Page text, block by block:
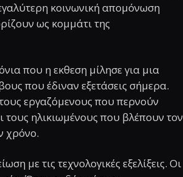
κοινωνική απομόνωση
ως κομμάτι της
που η εκθεση μίλησε για μια
που έδιναν εξετάσεις σήμερα.
εργαζόμενους που περνούν
ηλικιωμένους που βλέπουν τον
χρόνο.
με τις τεχνολογικές εξελίξεις. Οι